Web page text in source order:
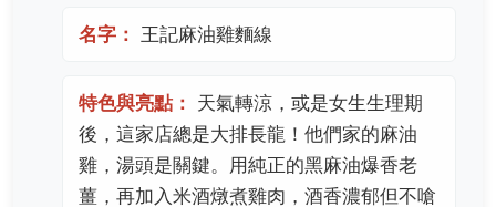
名字： 王記麻油雞麵線
特色與亮點： 天氣轉涼，或是女生生理期
後，這家店總是大排長龍！他們家的麻油
雞，湯頭是關鍵。用純正的黑麻油爆香老
薑，再加入米酒燉煮雞肉，酒香濃郁但不嗆